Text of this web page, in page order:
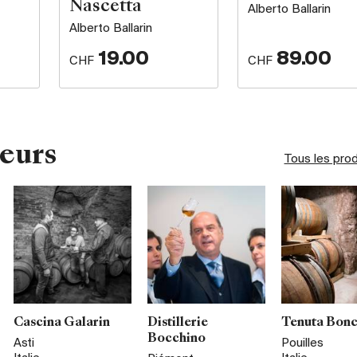
Nascetta
Alberto Ballarin
CHF 19.00
Alberto Ballarin
CHF 89.00
Tous les
Cascina Galarin
Asti
Distillerie
Bocchino
Tenuta
Pouilles